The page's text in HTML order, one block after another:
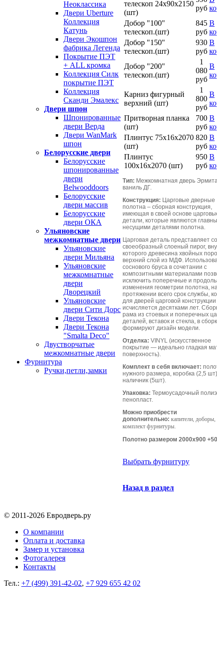
Неоклассика
Двери Uberture
Коллекция
Катунь
Двери Экошпон
фабрика Легенда
Покрытие ПЭТ
+ ALL кромка
Коллекция Силк
покрытие ПЭТ
Коллекция
Сканди Эмалекс
Двери шпон
Шпонированные
двери Верда
Двери WanMark
шпон
Белорусские двери
Белорусские
шпонированные
двери
Belwooddoors
Белорусские
двери массив
Белорусские
двери ОКА
Ульяновские
межкомнатные двери
Ульяновские
двери Мильяна
Ульяновские
межкомнатные
двери
Дворецкий
Ульяновские
двери Сити Дорс
Двери Текона
Двери Текона
"Smalta Deco"
Двустворчатые
межкомнатные двери
Фурнитура
Ручки,петли,замки
телескоп 24х90х2150
(шт)
руб
Добор "100"
телескоп.(шт)
845
руб
В
Добор "150"
телескоп.(шт)
930
руб
В
Добор "200"
телескоп.(шт)
1
080
руб
В
Карниз фигурный
верхний (шт)
1
800
руб
В
Притворная планка
(шт)
700
руб
В
Плинтус 75х16х2070
(шт)
820
руб
В
Плинтус
100х16х2070 (шт)
950
руб
В
Тип: Межкомнатная дверь
ваниль ДГ.
Конструкция: Царговые дверные
полотна – сборная конструкция,
имеющая в своей основе
детали, которые являются
несущими деталями полотна.
Царговая деталь представляет
своеобразный слоеный пирог,
которого древесина хвойных
верхний слой из МДФ.
соснового бруса в сочетании с
композитными материалами
исключить поперечные и
изменения геометрии полотна,
протяжении всего срок службы,
для дверей царговой конструкции
исчисляется десятками лет.
рама из стоевых и поперечных
деталей, вставок и стекла, в
формируют дизайн модели.
Отделка: VINYL (искусственное
покрытие — идеально гладкая
поверхность).
Комплект в себя включает:
нужного размера, коробка (2,5
наличник (5шт).
Упаковка: Термоусадочный
пенопласт.
Можно приобрести
дополнительно: капители, доборы,
комплект фурнитуры.
Полотно размером 2000х900
Выбрать фурнитуру
Назад в раздел
© 2011-2026 Евродверь.ру
О компании
Оплата и доставка
Замер и установка
Фотогалерея
Контакты
Тел.: +7 (499) 391-42-02, +7 929 655 42 02